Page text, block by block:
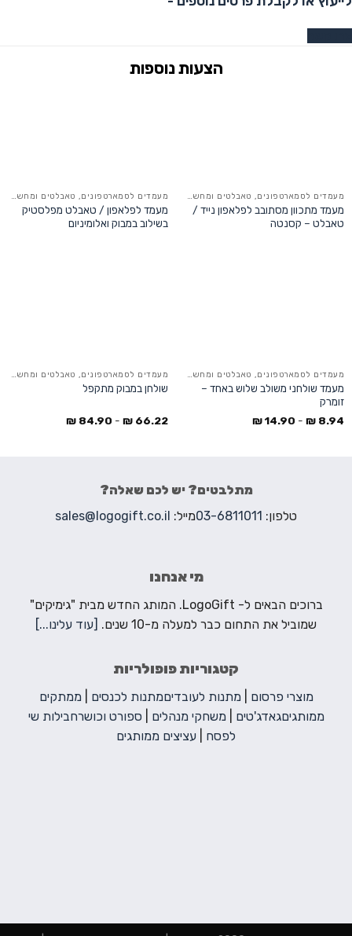
מעמדים לסמארטפונים, טאבלטים ומחשבים ניידים
מעמד מתכוון מסתובב לפלאפון נייד /
טאבלט – קסנטה
מעמדים לסמארטפונים, טאבלטים ומחשבים ניידים
מעמד לפלאפון / טאבלט מפלסטיק
בשילוב במבוק ואלומיניום
מעמדים לסמארטפונים, טאבלטים ומחשבים ניידים
מעמד שולחני משולב שלוש באחד –
זומרק
8.94
₪
-
14.90
₪
מעמדים לסמארטפונים, טאבלטים ומחשבים ניידים
שולחן במבוק מתקפל
66.22
₪
-
84.90
₪
מתלבטים? יש לכם שאלה?
טלפון: 03-6811011מייל: sales@logogift.co.il
מי אנחנו
ברוכים הבאים ל- LogoGift. המותג החדש מבית "גימיקים"
שמוביל את התחום כבר למעלה מ-10 שנים.
[עוד עלינו...]
קטגוריות פופולריות
מוצרי פרסום מתנות לעובדיםמתנות לכנסים
ממתקים
ממותגיםגאדג'טים משחקי מנהלים ספורט וכושרחבילות שי
לפסח
עציצים ממותגים